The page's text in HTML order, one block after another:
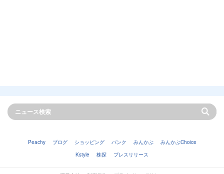
Peachy ブログ ショッピング バンク みんかぶ
みんかぶChoice
Kstyle
株探 プレスリリース